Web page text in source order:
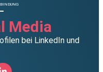
Media
bei LinkedIn und